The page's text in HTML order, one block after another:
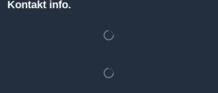
Kontakt info.